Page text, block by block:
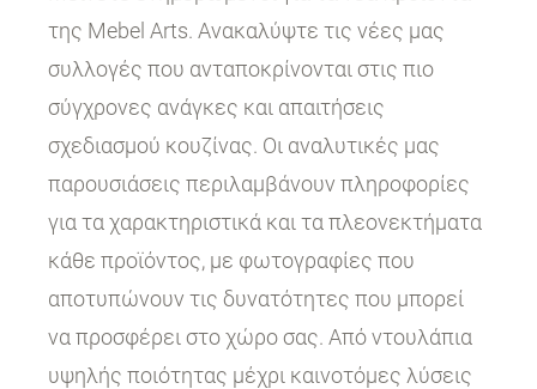
της Mebel Arts. Ανακαλύψτε τις νέες μας
συλλογές που ανταποκρίνονται στις πιο
σύγχρονες ανάγκες και απαιτήσεις
σχεδιασμού κουζίνας. Οι αναλυτικές μας
παρουσιάσεις περιλαμβάνουν πληροφορίες
για τα χαρακτηριστικά και τα πλεονεκτήματα
κάθε προϊόντος, με φωτογραφίες που
αποτυπώνουν τις δυνατότητες που μπορεί
να προσφέρει στο χώρο σας. Από ντουλάπια
υψηλής ποιότητας μέχρι καινοτόμες λύσεις